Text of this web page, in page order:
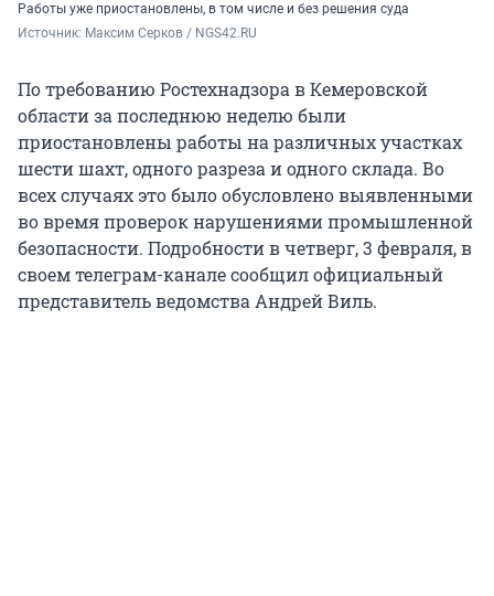
Работы уже приостановлены, в том числе и без решения суда
Источник: Максим Серков / NGS42.RU
По требованию Ростехнадзора в Кемеровской
области за последнюю неделю были
приостановлены работы на различных участках
шести шахт, одного разреза и одного склада. Во
всех случаях это было обусловлено выявленными
во время проверок нарушениями промышленной
безопасности. Подробности в четверг, 3 февраля, в
своем телеграм-канале сообщил официальный
представитель ведомства Андрей Виль.